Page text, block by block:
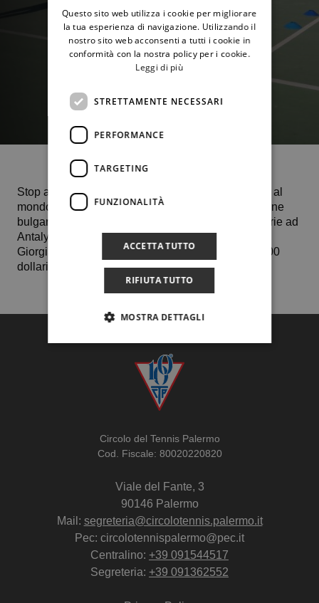
Stop ai quarti di finale per
(n. 766 al
mondo) sconfitta con lo score di 7-5 6-2 dalla 19enne
bulgara Denislava Glushkova, seconda testa di serie ad
Antalya, e numero 515 delle classifiche Wta.
Giorgia e Virginia disputeranno un altro Itf da 15.000
dollari sempre sul rosso di Antalya in Turchia.
Circolo del Tennis Palermo
Cod. Fiscale: 80020220820
Viale del Fante, 3
90146 Palermo
Mail: segreteria@circolotennis.palermo.it
Pec: circolotennispalermo@pec.it
Centralino: +39 091544517
Segreteria: +39 091362552
Questo sito web utilizza i cookie per migliorare
la tua esperienza di navigazione. Utilizzando il
nostro sito web acconsenti a tutti i cookie in
conformità con la nostra policy per i cookie.
Leggi di più
STRETTAMENTE NECESSARI
PERFORMANCE
TARGETING
FUNZIONALITÀ
ACCETTA TUTTO
RIFIUTA TUTTO
MOSTRA DETTAGLI